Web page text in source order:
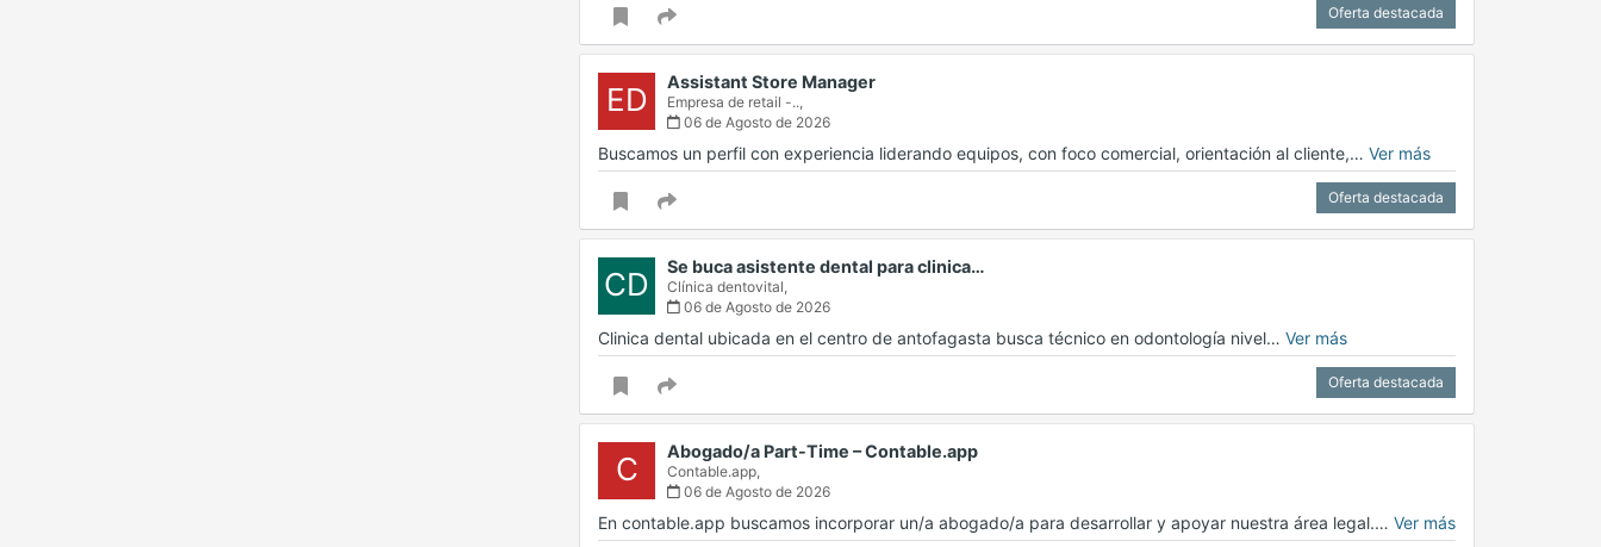
Oferta destacada
ED Assistant Store Manager
Empresa de retail -..,
06 de Agosto de 2026
Buscamos un perfil con experiencia liderando equipos, con foco comercial, orientación al cliente,… Ver más
Oferta destacada
CD Se buca asistente dental para clinica…
Clínica dentovital,
06 de Agosto de 2026
Clinica dental ubicada en el centro de antofagasta busca técnico en odontología nivel… Ver más
Oferta destacada
C Abogado/a Part-Time – Contable.app
Contable.app,
06 de Agosto de 2026
En contable.app buscamos incorporar un/a abogado/a para desarrollar y apoyar nuestra área legal.… Ver más